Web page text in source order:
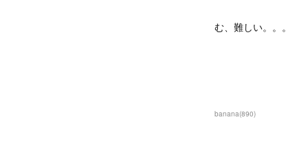
む、難しい。。。
banana(890)